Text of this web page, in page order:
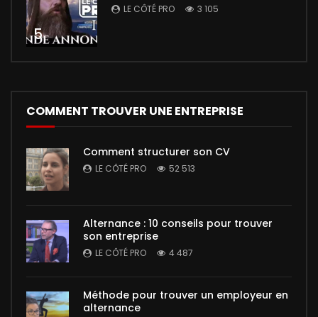
5
LE CÔTÉ PRO 3 105
COMMENT TROUVER UNE ENTREPRISE
Comment structurer son CV
LE CÔTÉ PRO 52 513
Alternance : 10 conseils pour trouver
son entreprise
LE CÔTÉ PRO 4 487
Méthode pour trouver un employeur en
alternance